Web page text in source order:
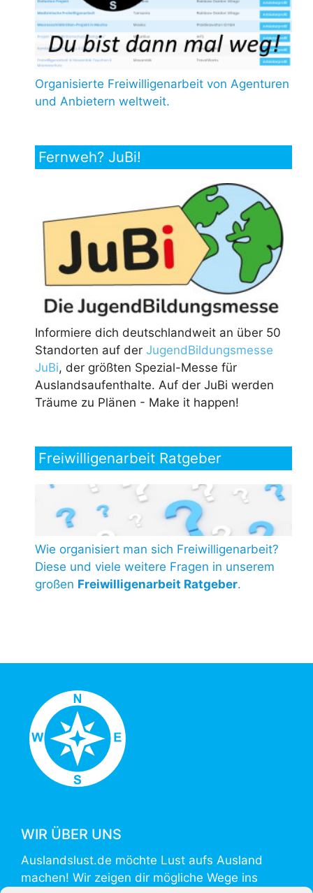
Organisierte Freiwilligenarbeit von Agenturen
und Anbietern weltweit.
Fernweh? JuBi!
Informiere dich deutschlandweit an über 50
Standorten auf der JugendBildungsmesse
JuBi, der größten Spezial-Messe für
Auslandsaufenthalte. Auf der JuBi werden
Träume zu Plänen - Make it happen!
Freiwilligenarbeit Ratgeber
Wie organisiert man sich Freiwilligenarbeit?
Diese und viele weitere Fragen in unserem
großen Freiwilligenarbeit Ratgeber.
WIR ÜBER UNS
Auslandslust.de möchte Lust aufs Ausland
machen! Wir zeigen dir mögliche Wege ins